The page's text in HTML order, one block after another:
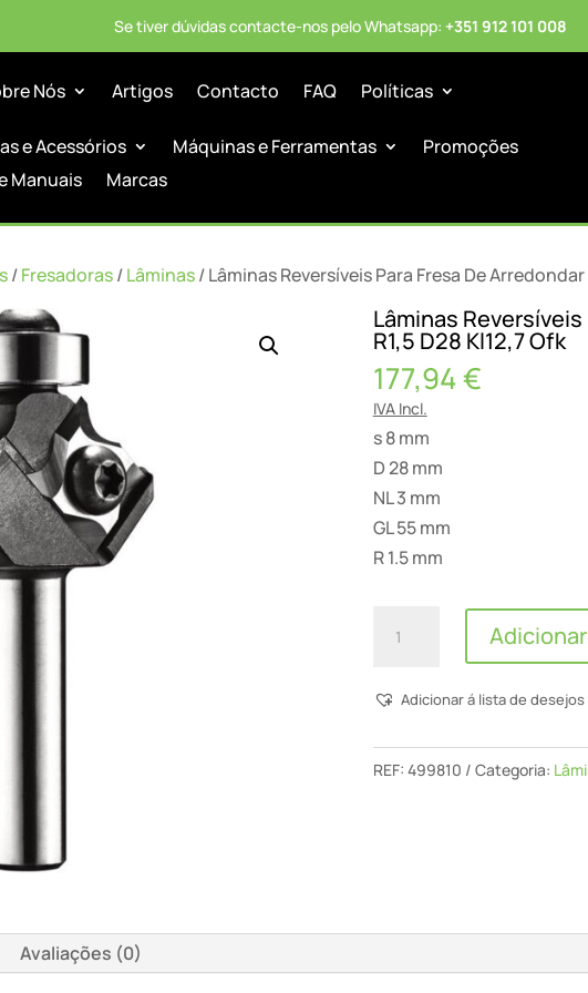
Se tiver dúvidas contacte-nos pelo Whatsapp: +351 912 101 008
Nós Artigos Contacto FAQ Políticas
e Acessórios Máquinas e Ferramentas
Promoções
Manuais
Marcas
/Fresadoras/Lâminas/ Lâminas Reversíveis Para Fresa De Arredondar
Lâminas
R1,5 D28 Kl12,7 Ofk
177,94€
IVA Incl.
s 8 mm
D 28 mm
NL 3 mm
GL 55 mm
R 1.5 mm
Quantidade
Reversíveis
Fresa
Kl12,7
Adicionar
Adicionar á lista de desejos
REF: 499810 Categoria:
Avaliações (0)